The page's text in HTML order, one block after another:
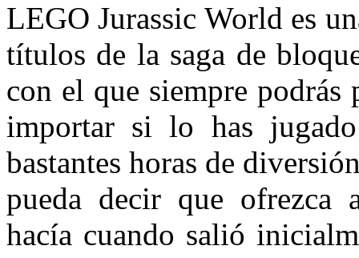
LEGO Jurassic World es
títulos de la saga de
con el que siempre podrás
importar si lo has
bastantes horas de
pueda decir que ofrezca
hacía cuando salió